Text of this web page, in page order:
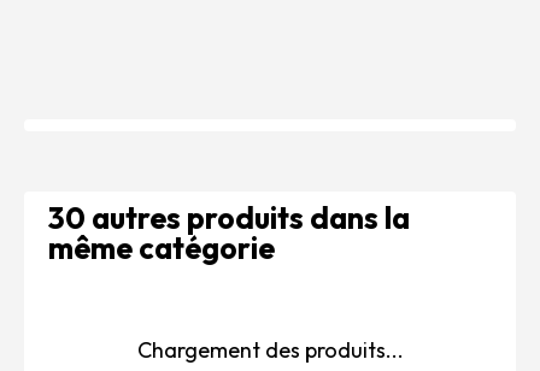
30 autres produits dans la
même catégorie
Chargement des produits...